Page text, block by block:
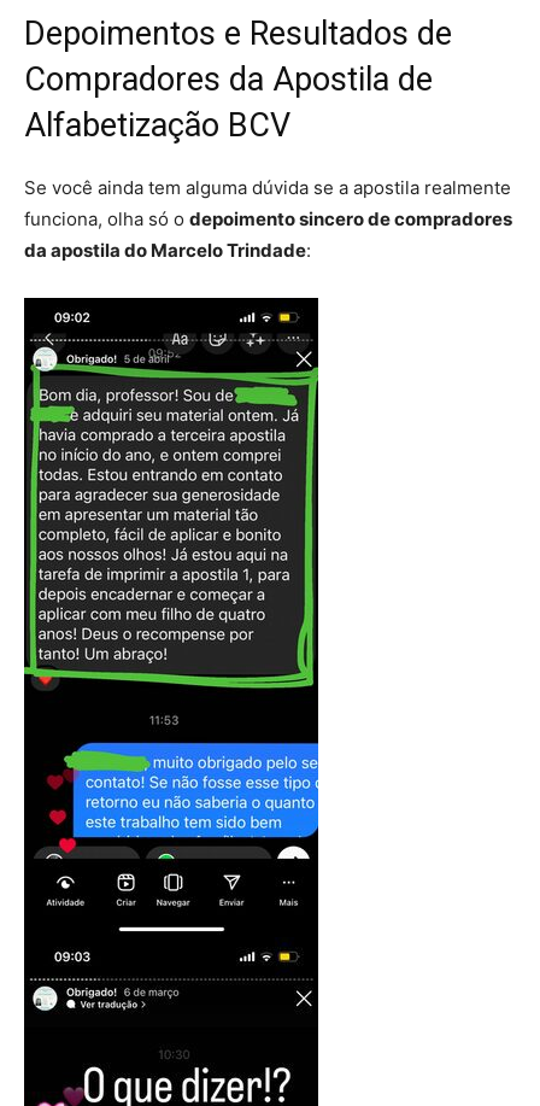
Depoimentos e Resultados de
Compradores da Apostila de
Alfabetização BCV
Se você ainda tem alguma dúvida se a apostila realmente
funciona, olha só o depoimento sincero de compradores
da apostila do Marcelo Trindade: